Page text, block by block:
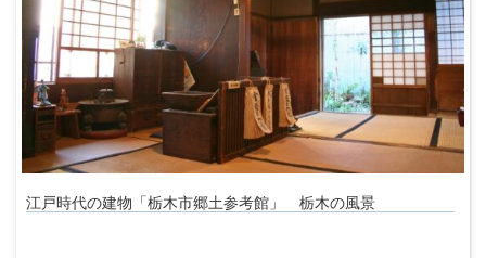
江戸時代の建物「栃木市郷土参考館」 栃木の風景